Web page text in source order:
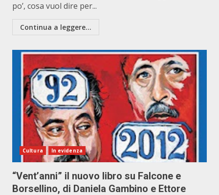
po’, cosa vuol dire per...
Continua a leggere...
Cultura In evidenza
“Vent’anni” il nuovo libro su Falcone e
Borsellino, di Daniela Gambino e Ettore